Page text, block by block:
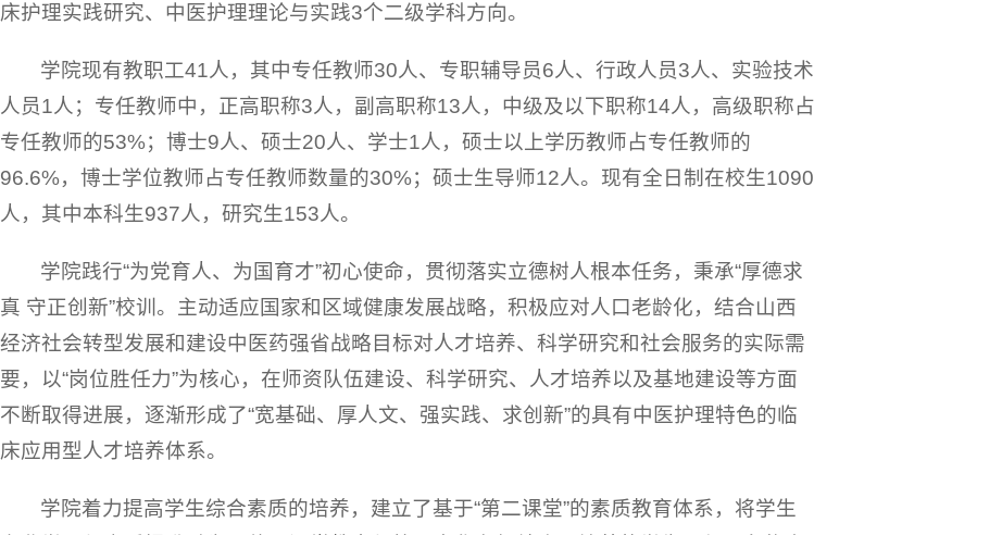
床护理实践研究、中医护理理论与实践3个二级学科方向。
学院现有教职工41人，其中专任教师30人、专职辅导员6人、行政人员3人、实验技术
人员1人；专任教师中，正高职称3人，副高职称13人，中级及以下职称14人，高级职称占
专任教师的53%；博士9人、硕士20人、学士1人，硕士以上学历教师占专任教师的
96.6%，博士学位教师占专任教师数量的30%；硕士生导师12人。现有全日制在校生1090
人，其中本科生937人，研究生153人。
学院践行“为党育人、为国育才”初心使命，贯彻落实立德树人根本任务，秉承“厚德求
真 守正创新”校训。主动适应国家和区域健康发展战略，积极应对人口老龄化，结合山西
经济社会转型发展和建设中医药强省战略目标对人才培养、科学研究和社会服务的实际需
要，以“岗位胜任力”为核心，在师资队伍建设、科学研究、人才培养以及基地建设等方面
不断取得进展，逐渐形成了“宽基础、厚人文、强实践、求创新”的具有中医护理特色的临
床应用型人才培养体系。
学院着力提高学生综合素质的培养，建立了基于“第二课堂”的素质教育体系，将学生